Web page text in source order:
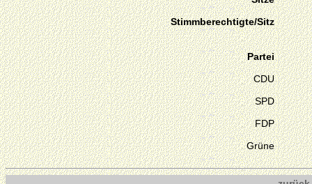
Stimmberechtigte/Sitz
Partei
CDU
SPD
FDP
Grüne